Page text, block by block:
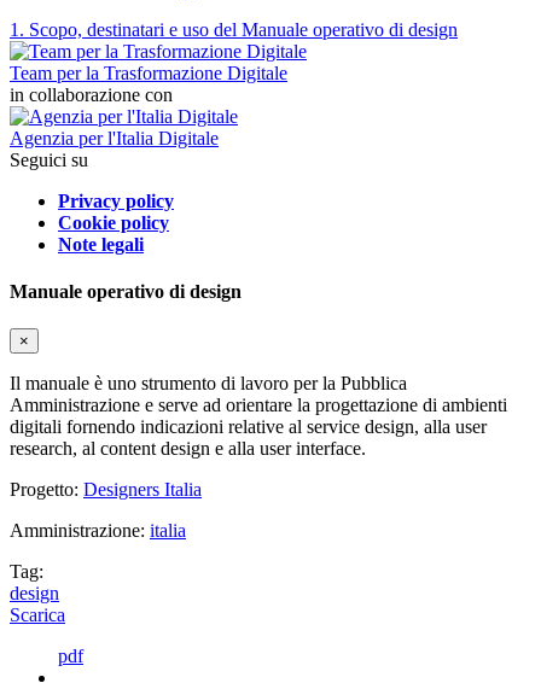
1. Scopo, destinatari e uso del Manuale operativo di design
Team per la Trasformazione Digitale
in collaborazione con
Agenzia per l'Italia Digitale
Seguici su
Privacy policy
Cookie policy
Note legali
Manuale operativo di design
×
Il manuale è uno strumento di lavoro per la Pubblica
Amministrazione e serve ad orientare la progettazione di ambienti
digitali fornendo indicazioni relative al service design, alla user
research, al content design e alla user interface.
Progetto: Designers Italia
Amministrazione: italia
Tag:
design
Scarica
pdf